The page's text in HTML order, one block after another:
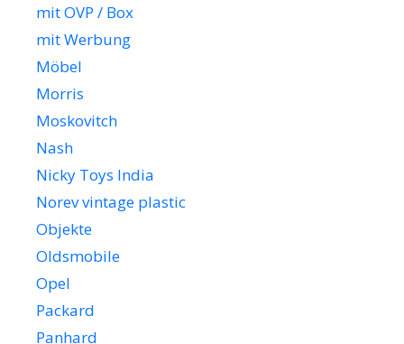
mit OVP / Box
mit Werbung
Möbel
Morris
Moskovitch
Nash
Nicky Toys India
Norev vintage plastic
Objekte
Oldsmobile
Opel
Packard
Panhard